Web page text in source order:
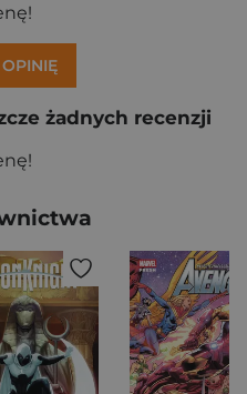
żadnych recenzji